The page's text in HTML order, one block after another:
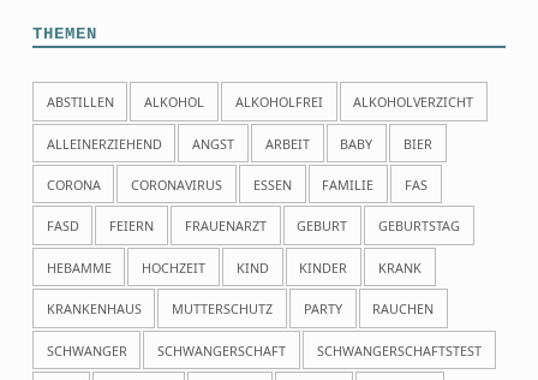
THEMEN
ABSTILLEN ALKOHOL ALKOHOLFREI ALKOHOLVERZICHT
ALLEINERZIEHEND ANGST ARBEIT BABY BIER
CORONA CORONAVIRUS ESSEN FAMILIE FAS
FASD FEIERN FRAUENARZT GEBURT GEBURTSTAG
HEBAMME HOCHZEIT KIND KINDER KRANK
KRANKENHAUS MUTTERSCHUTZ PARTY RAUCHEN
SCHWANGER SCHWANGERSCHAFT SCHWANGERSCHAFTSTEST